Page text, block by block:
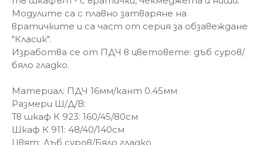
Модулите са с плавно затваряне на
вратичките и са част от серия за обзавеждане
"Класик".
Изработва се от ПДЧ в цветовете: дъб суров/
бяло гладко.
Материал: ПДЧ 16мм/кант 0.45мм
Размери Ш/Д/В:
Тв шкаф К 923: 160/45/80см
Шкаф К 911: 48/40/140см
Цвят: Дъб суров/Бяло гладко